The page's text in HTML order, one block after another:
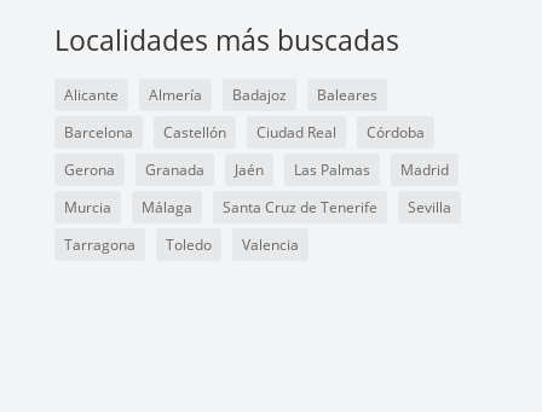
Localidades más buscadas
Alicante Almería Badajoz
Baleares
Barcelona
Castellón Ciudad Real
Córdoba
Gerona
Granada Jaén Las Palmas
Madrid
Murcia
Málaga Santa Cruz de Tenerife
Sevilla
Tarragona
Toledo Valencia